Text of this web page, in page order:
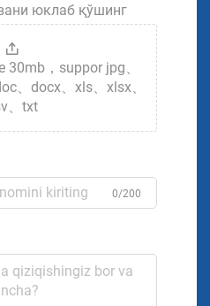
юклаб қўшинг
30mb，suppor jpg、
、docx、xls、xlsx、
、txt
0/200